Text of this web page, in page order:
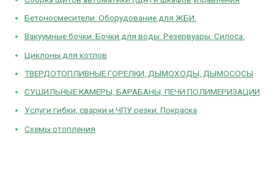
Бетоносмесители. Оборудование для ЖБИ.
Вакуумные бочки. Бочки для воды. Резервуары. Силоса.
Циклоны для котлов
ТВЕРДОТОПЛИВНЫЕ ГОРЕЛКИ, ДЫМОХОДЫ, ДЫМОСОСЫ
СУШИЛЬНЫЕ КАМЕРЫ, БАРАБАНЫ, ПЕЧИ ПОЛИМЕРИЗАЦИИ
Услуги гибки, сварки и ЧПУ резки. Покраска
Схемы отопления